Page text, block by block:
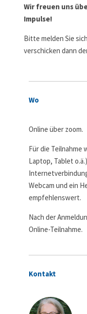
Wir freuen uns
Impulse!
Bitte melden Sie
verschicken dann
Wo
Online über zoom.
Für die Teilnahme
Laptop, Tablet
Webcam und ein
empfehlenswert.
Nach der
Online-Teilnahme.
Kontakt